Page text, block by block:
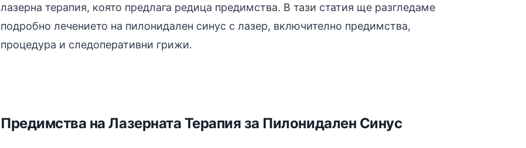
лазерна терапия, която предлага редица предимства. В тази статия ще разгледаме
подробно лечението на пилонидален синус с лазер, включително предимства,
процедура и следоперативни грижи.
Предимства на Лазерната Терапия за Пилонидален Синус